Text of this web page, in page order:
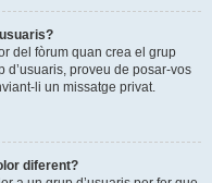
del fòrum quan crea el grup
d’usuaris, proveu de posar-vos
li un missatge privat.
diferent?